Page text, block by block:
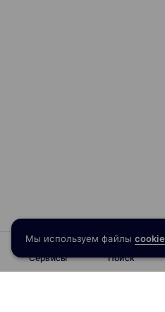
Сервисы Поиск
Мы используем файлы cookie